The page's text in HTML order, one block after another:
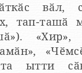
вӑл,
тап-
«Хир»,
ытти